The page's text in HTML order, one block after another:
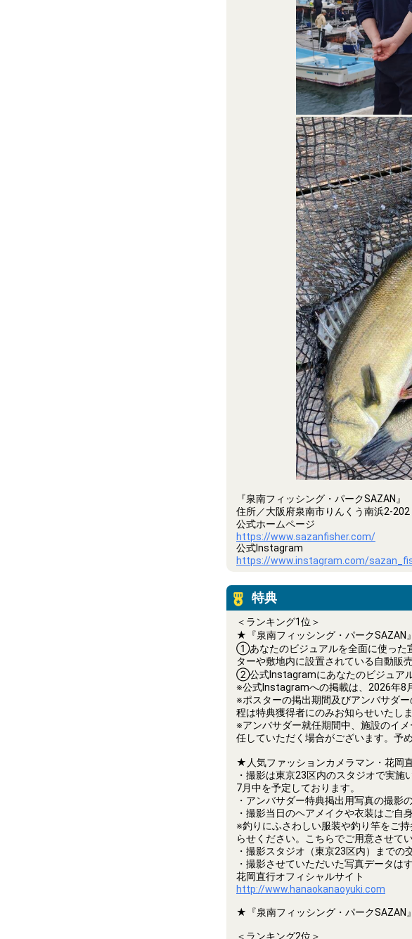
『泉南フィッシング・パークSAZAN』
住所／大阪府泉南市りんくう南浜2-
公式ホームページ
https://www.sazanfisher.com/
公式Instagram
https://www.instagram.com/
特典
＜ランキング1位＞
★『泉南フィッシング・パークSAZAN
①あなたのビジュアルを全面に使った
ターや敷地内に設置されている自動販
②公式Instagramにあなたのビジュア
※公式Instagramへの掲載は、2026年8
※ポスターの掲出期間及びアンバサダ
程は特典獲得者にのみお知らせいたしま
※アンバサダー就任期間中、施設のイ
任していただく場合がございます。予
★人気ファッションカメラマン・花岡
・撮影は東京23区内のスタジオで実
7月中を予定しております。
・アンバサダー特典掲出用写真の撮影
・撮影当日のヘアメイクや衣装はご自
※釣りにふさわしい服装や釣り竿をご
らせください。こちらでご用意させて
・撮影スタジオ（東京23区内）までの
・撮影させていただいた写真データは
花岡直行オフィシャルサイト
http://www.hanaokanaoyuki.com
★『泉南フィッシング・パークSAZAN
＜ランキング2位＞